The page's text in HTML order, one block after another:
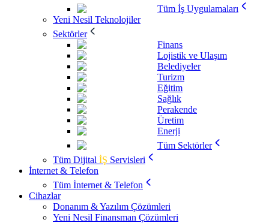
Tüm İş Uygulamaları
Yeni Nesil Teknolojiler
Sektörler
Finans
Lojistik ve Ulaşım
Belediyeler
Turizm
Eğitim
Sağlık
Perakende
Üretim
Enerji
Tüm Sektörler
Tüm Dijital İŞ Servisleri
İnternet & Telefon
Tüm İnternet & Telefon
Cihazlar
Donanım & Yazılım Çözümleri
Yeni Nesil Finansman Çözümleri